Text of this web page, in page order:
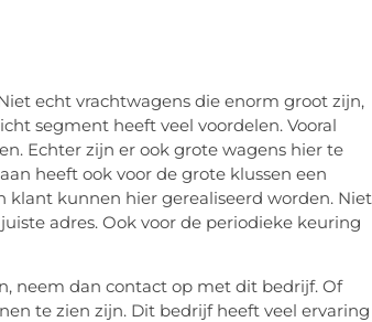
echt vrachtwagens die enorm groot zijn,
segment heeft veel voordelen. Vooral
Echter zijn er ook grote wagens hier te
heeft ook voor de grote klussen een
klant kunnen hier gerealiseerd worden. Niet
adres. Ook voor de periodieke keuring
neem dan contact op met dit bedrijf. Of
te zien zijn. Dit bedrijf heeft veel ervaring